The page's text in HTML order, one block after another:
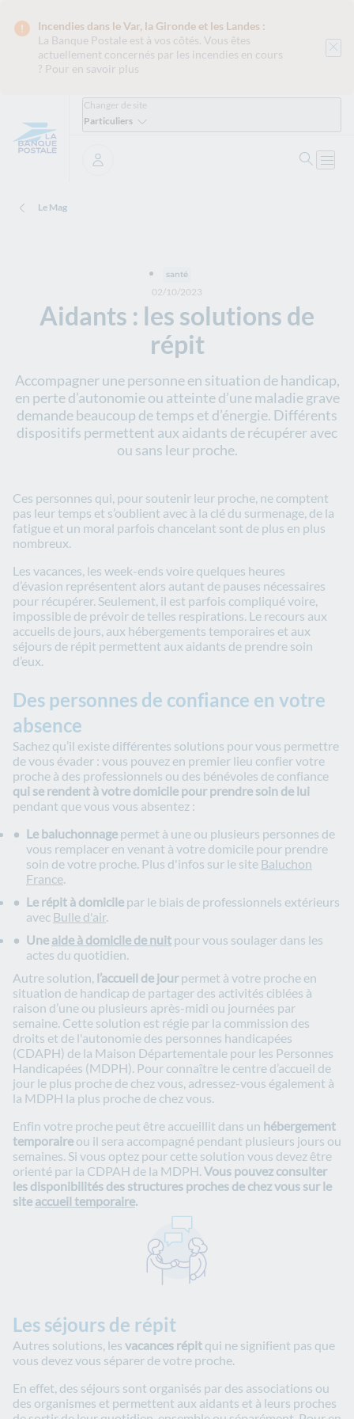
Incendies dans le Var, la Gironde et les Landes :
La Banque Postale est à vos côtés. Vous êtes
actuellement concernés par les incendies en cours
? Pour en savoir plus
Changer de site
Particuliers
Se connecter
Le Mag
Aidants : les solutions de
répit
02/10/2023
santé
Accompagner une personne en situation de handicap,
en perte d’autonomie ou atteinte d’une maladie grave
demande beaucoup de temps et d’énergie. Différents
dispositifs permettent aux aidants de récupérer avec
ou sans leur proche.
Ces personnes qui, pour soutenir leur proche, ne comptent
pas leur temps et s’oublient avec à la clé du surmenage, de la
fatigue et un moral parfois chancelant sont de plus en plus
nombreux.
Les vacances, les week-ends voire quelques heures
d’évasion représentent alors autant de pauses nécessaires
pour récupérer. Seulement, il est parfois compliqué voire,
impossible de prévoir de telles respirations. Le recours aux
accueils de jours, aux hébergements temporaires et aux
séjours de répit permettent aux aidants de prendre soin
d’eux.
Des personnes de confiance en votre
absence
Sachez qu’il existe différentes solutions pour vous permettre
de vous évader : vous pouvez en premier lieu confier votre
proche à des professionnels ou des bénévoles de confiance
qui se rendent à votre domicile pour prendre soin de lui
pendant que vous vous absentez :
Le baluchonnage permet à une ou plusieurs personnes de
vous remplacer en venant à votre domicile pour prendre
soin de votre proche. Plus d'infos sur le site Baluchon
France.
Le répit à domicile par le biais de professionnels extérieurs
avec Bulle d'air.
Une aide à domicile de nuit pour vous soulager dans les
actes du quotidien.
Autre solution, l’accueil de jourpermet à votre proche en
situation de handicap de partager des activités ciblées à
raison d’une ou plusieurs après-midi ou journées par
semaine. Cette solution est régie par la commission des
droits et de l'autonomie des personnes handicapées
(CDAPH) de la Maison Départementale pour les Personnes
Handicapées (MDPH). Pour connaître le centre d’accueil de
jour le plus proche de chez vous, adressez-vous également à
la MDPH la plus proche de chez vous.
Enfin votre proche peut être accueillit dans un hébergement
temporaire ou il sera accompagné pendant plusieurs jours ou
semaines. Si vous optez pour cette solution vous devez être
orienté par la CDPAH de la MDPH. Vous pouvez consulter
les disponibilités des structures proches de chez vous sur le
site accueil temporaire.
Les séjours de répit
Autres solutions, les vacances répit qui ne signifient pas que
vous devez vous séparer de votre proche.
En effet, des séjours sont organisés par des associations ou
des organismes et permettent aux aidants et à leurs proches